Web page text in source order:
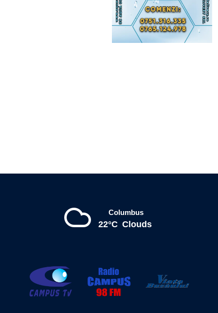
Columbus
22°C Clouds